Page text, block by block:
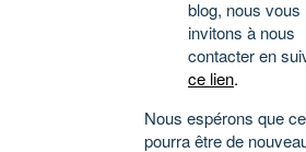
blog, nous vous
invitons à nous
contacter en
ce lien.
Nous espérons que
pourra être de